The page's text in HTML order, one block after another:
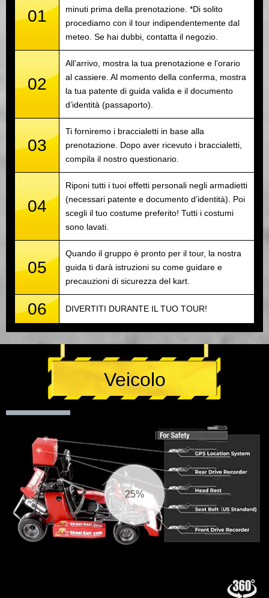
01
minuti prima della prenotazione. *Di solito
procediamo con il tour indipendentemente dal
meteo. Se hai dubbi, contatta il negozio.
02
All’arrivo, mostra la tua prenotazione e l’orario
al cassiere. Al momento della conferma, mostra
la tua patente di guida valida e il documento
d’identità (passaporto).
03
Ti forniremo i braccialetti in base alla
prenotazione. Dopo aver ricevuto i braccialetti,
compila il nostro questionario.
04
Riponi tutti i tuoi effetti personali negli armadietti
(necessari patente e documento d’identità). Poi
scegli il tuo costume preferito! Tutti i costumi
sono lavati.
05
Quando il gruppo è pronto per il tour, la nostra
guida ti darà istruzioni su come guidare e
precauzioni di sicurezza del kart.
06 DIVERTITI DURANTE IL TUO TOUR!
Veicolo
25%